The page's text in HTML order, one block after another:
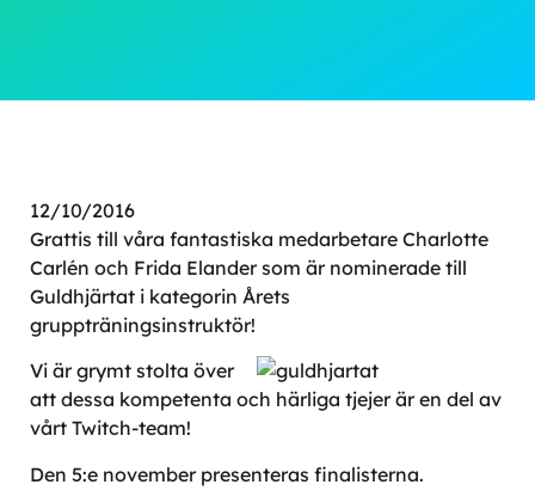
12/10/2016
Grattis till våra fantastiska medarbetare Charlotte
Carlén och Frida Elander som är nominerade till
Guldhjärtat i kategorin Årets
gruppträningsinstruktör!
Vi är grymt stolta över
att dessa kompetenta och härliga tjejer är en del av
vårt Twitch-team!
Den 5:e november presenteras finalisterna.